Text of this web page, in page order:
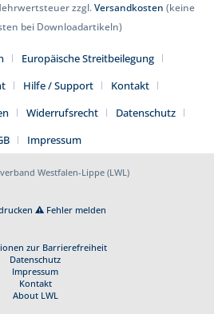
zzgl.Versandkosten (keine
bei Downloadartikeln)
Europäische Streitbeilegung
Hilfe / Support
Kontakt
Widerrufsrecht
Datenschutz
Impressum
Westfalen-Lippe (LWL)
Fehler melden
zur Barrierefreiheit
Datenschutz
Impressum
Kontakt
About LWL